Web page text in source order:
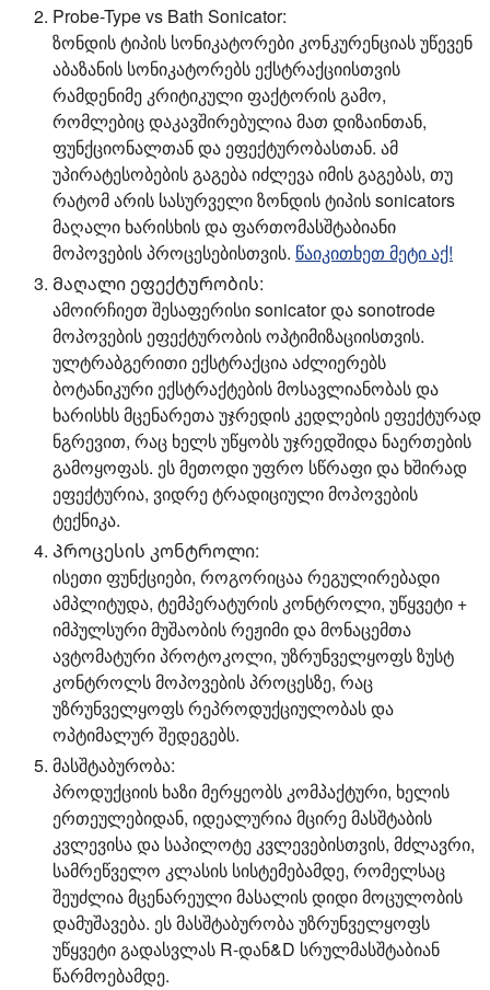
Probe-Type vs Bath Sonicator:
ზონდის ტიპის სონიკატორები კონკურენციას უწევენ
აბაზანის სონიკატორებს ექსტრაქციისთვის
რამდენიმე კრიტიკული ფაქტორის გამო,
რომლებიც დაკავშირებულია მათ დიზაინთან,
ფუნქციონალთან და ეფექტურობასთან. ამ
უპირატესობების გაგება იძლევა იმის გაგებას, თუ
რატომ არის სასურველი ზონდის ტიპის sonicators
მაღალი ხარისხის და ფართომასშტაბიანი
მოპოვების პროცესებისთვის. წაიკითხეთ მეტი აქ!
Მაღალი ეფექტურობის:
ამოირჩიეთ შესაფერისი sonicator და sonotrode
მოპოვების ეფექტურობის ოპტიმიზაციისთვის.
ულტრაბგერითი ექსტრაქცია აძლიერებს
ბოტანიკური ექსტრაქტების მოსავლიანობას და
ხარისხს მცენარეთა უჯრედის კედლების ეფექტურად
ნგრევით, რაც ხელს უწყობს უჯრედშიდა ნაერთების
გამოყოფას. ეს მეთოდი უფრო სწრაფი და ხშირად
ეფექტურია, ვიდრე ტრადიციული მოპოვების
ტექნიკა.
Პროცესის კონტროლი:
ისეთი ფუნქციები, როგორიცაა რეგულირებადი
ამპლიტუდა, ტემპერატურის კონტროლი, უწყვეტი +
იმპულსური მუშაობის რეჟიმი და მონაცემთა
ავტომატური პროტოკოლი, უზრუნველყოფს ზუსტ
კონტროლს მოპოვების პროცესზე, რაც
უზრუნველყოფს რეპროდუქციულობას და
ოპტიმალურ შედეგებს.
მასშტაბურობა:
პროდუქციის ხაზი მერყეობს კომპაქტური, ხელის
ერთეულებიდან, იდეალურია მცირე მასშტაბის
კვლევისა და საპილოტე კვლევებისთვის, მძლავრი,
სამრეწველო კლასის სისტემებამდე, რომელსაც
შეუძლია მცენარეული მასალის დიდი მოცულობის
დამუშავება. ეს მასშტაბურობა უზრუნველყოფს
უწყვეტი გადასვლას R-დან&D სრულმასშტაბიან
წარმოებამდე.